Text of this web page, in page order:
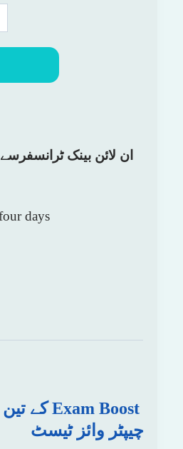
ان لائن بینک
days
کے تین قسم کے ٹیسٹس کے اہم پوائنٹس۔ Exam Boost
چیپٹر وائز ٹیسٹ